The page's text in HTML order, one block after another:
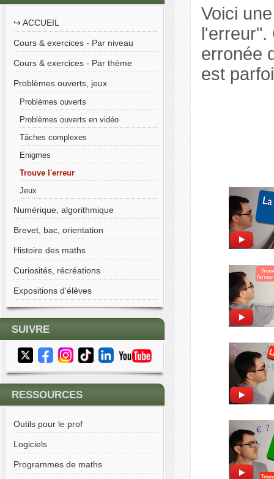
↪︎ ACCUEIL
Cours & exercices - Par niveau
Cours & exercices - Par thème
Problèmes ouverts, jeux
Problèmes ouverts
Problèmes ouverts en vidéo
Tâches complexes
Enigmes
Trouve l'erreur
Jeux
Numérique, algorithmique
Brevet, bac, orientation
Histoire des maths
Curiosités, récréations
Expositions d'élèves
SUIVRE
RESSOURCES
Outils pour le prof
Logiciels
Programmes de maths
Voici
l'erreur".
erronée
est